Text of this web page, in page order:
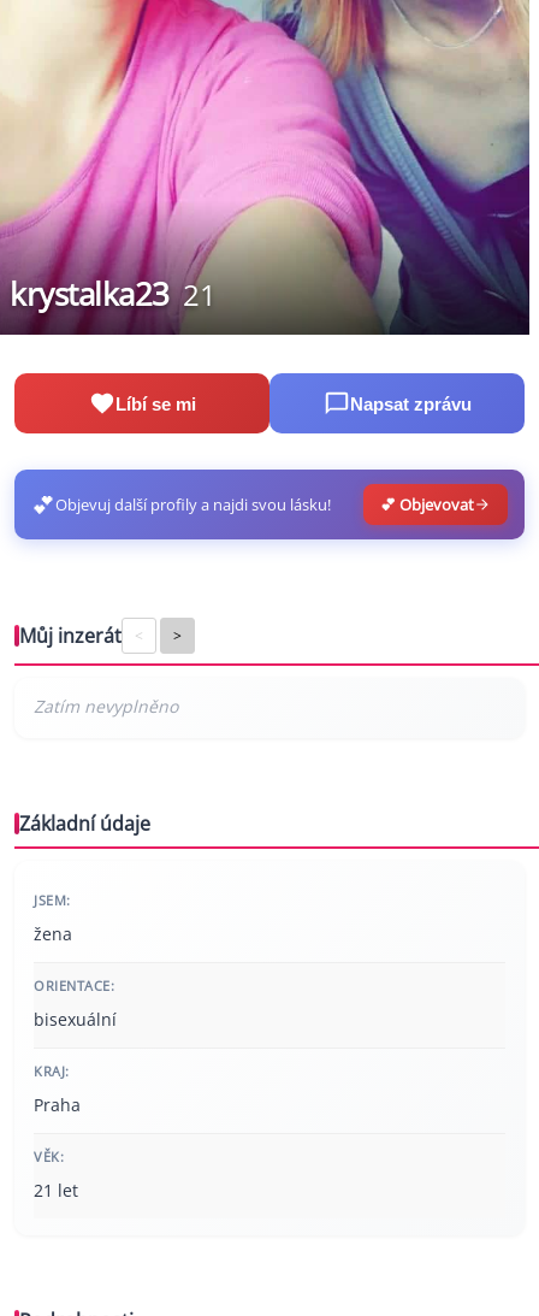
krystalka23 21
Líbí se mi Napsat zprávu
💕Objevuj další profily a najdi svou lásku! 💕 Objevovat
Můj inzerát < >
Základní údaje
JSEM:
žena
ORIENTACE:
bisexuální
KRAJ:
Praha
VĚK:
21 let